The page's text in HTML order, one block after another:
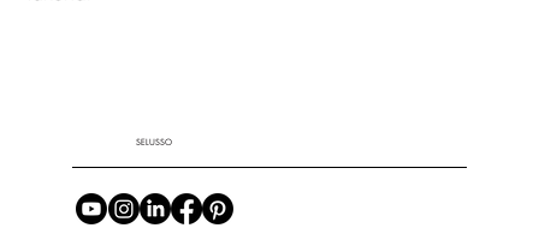
SELUSSO